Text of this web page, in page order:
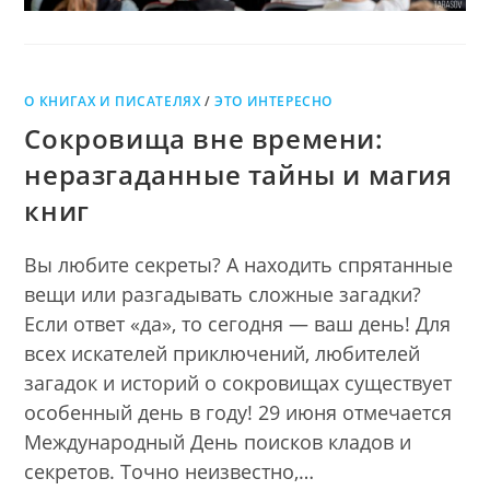
О КНИГАХ И ПИСАТЕЛЯХ/ЭТО ИНТЕРЕСНО
Сокровища вне времени:
неразгаданные тайны и магия
книг
Вы любите секреты? А находить спрятанные
вещи или разгадывать сложные загадки?
Если ответ «да», то сегодня — ваш день! Для
всех искателей приключений, любителей
загадок и историй о сокровищах существует
особенный день в году! 29 июня отмечается
Международный День поисков кладов и
секретов. Точно неизвестно,…